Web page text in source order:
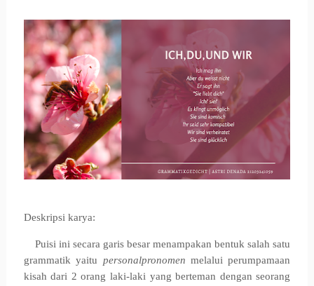
Deskripsi karya:
Puisi ini secara garis besar menampakan bentuk salah satu
grammatik yaitu personalpronomen melalui perumpamaan
kisah dari 2 orang laki-laki yang berteman dengan seorang